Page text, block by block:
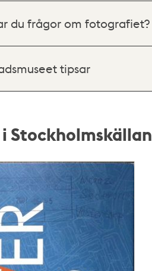
du frågor om fotografiet?
tipsar
i Stockholmskällan